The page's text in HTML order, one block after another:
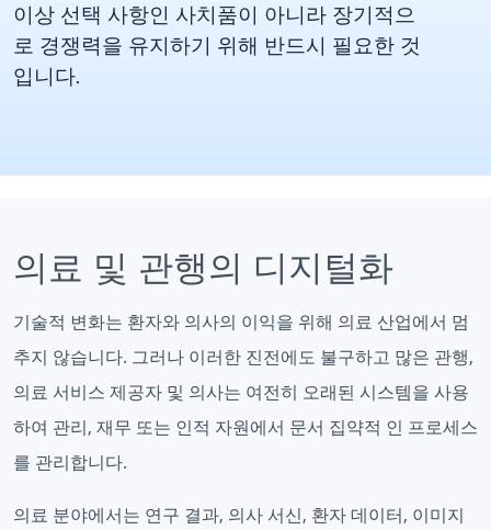
이상 선택 사항인 사치품이 아니라 장기적으
로 경쟁력을 유지하기 위해 반드시 필요한 것
입니다.
의료 및 관행의 디지털화
기술적 변화는 환자와 의사의 이익을 위해 의료 산업에서 멈
추지 않습니다. 그러나 이러한 진전에도 불구하고 많은 관행,
의료 서비스 제공자 및 의사는 여전히 오래된 시스템을 사용
하여 관리, 재무 또는 인적 자원에서 문서 집약적 인 프로세스
를 관리합니다.
의료 분야에서는 연구 결과, 의사 서신, 환자 데이터, 이미지